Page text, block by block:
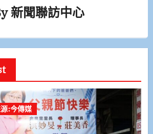
新聞聯訪中心
:今傳媒